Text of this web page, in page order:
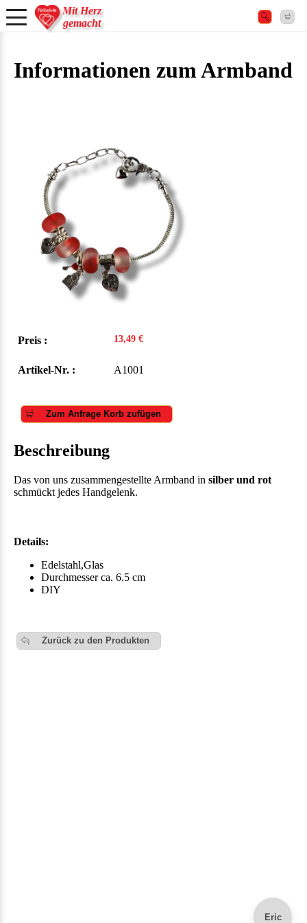
Mit Herz
gemacht
Eric
Informationen zum Armband
Preis : 13,49 €
Artikel-Nr. : A1001
Zum Anfrage Korb zufügen
Beschreibung
Das von uns zusammengestellte Armband in silber und rot
schmückt jedes Handgelenk.
Details:
Edelstahl,Glas
Durchmesser ca. 6.5 cm
DIY
Zurück zu den Produkten